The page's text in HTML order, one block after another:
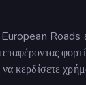
Roads
κερδίσετε